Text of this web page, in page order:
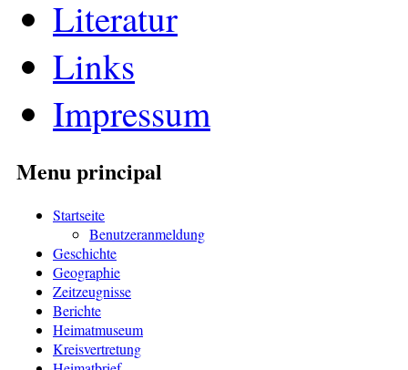
Literatur
Links
Impressum
Menu principal
Startseite
Benutzeranmeldung
Geschichte
Geographie
Zeitzeugnisse
Berichte
Heimatmuseum
Kreisvertretung